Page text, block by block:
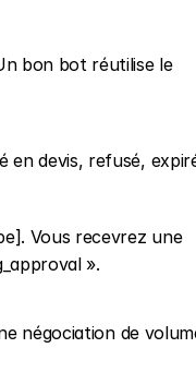
bon bot réutilise le
en devis, refusé,
Vous recevrez une
».
négociation de